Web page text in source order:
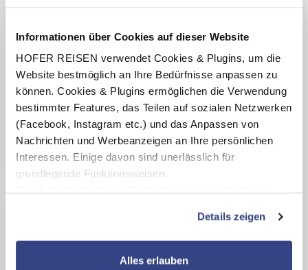
Informationen über Cookies auf dieser Website
HOFER REISEN verwendet Cookies & Plugins, um die
Website bestmöglich an Ihre Bedürfnisse anpassen zu
können. Cookies & Plugins ermöglichen die Verwendung
bestimmter Features, das Teilen auf sozialen Netzwerken
(Facebook, Instagram etc.) und das Anpassen von
Nachrichten und Werbeanzeigen an Ihre persönlichen
Interessen. Einige davon sind unerlässlich für
grundlegende Funktionsweisen.
zusätzliche Dienste bzw. Technologien von Drittanbietern
nutzen und uns sowie Dritten weitere Personalisierungen
ermöglichen, dabei kommt es auch zu Übermittlungen
Details zeigen
Alles erlauben
Frühstück
7 Nächte
inkl. Flug ab/bis Wien
Termine:15.08.26- 24.10.26
pro Person
ab € 1.219,-
Zum Angebot